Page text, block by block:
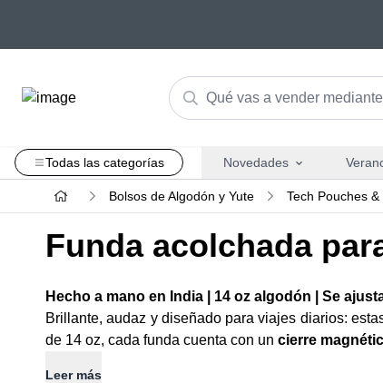
Todas las categorías Novedades
Bolsos de Algodón y Yute Tech Pouches &
Funda acolchada
Hecho a mano en India | 14 oz algodón | Se
Brillante, audaz y diseñado para viajes diarios:
de 14 oz, cada funda cuenta con un cierre
Leer más